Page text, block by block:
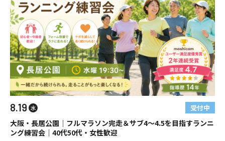
8.19 水 受付中
大阪・長居公園｜フルマラソン完走＆サブ4〜4.5を目指すランニ
ング練習会｜40代50代・女性歓迎